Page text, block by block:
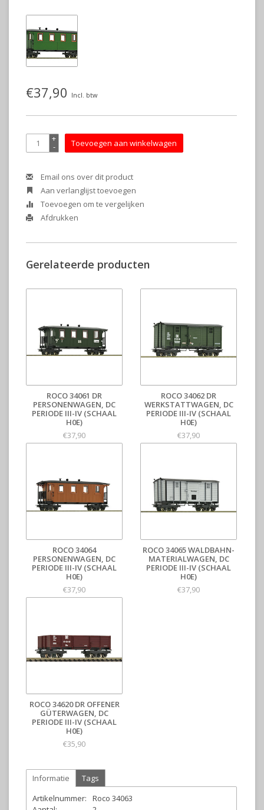
€37,90 Incl. btw
+
- Toevoegen aan winkelwagen
Email ons over dit product
Aan verlanglijst toevoegen
Toevoegen om te vergelijken
Afdrukken
Gerelateerde producten
ROCO 34061 DR
PERSONENWAGEN, DC
PERIODE III-IV (SCHAAL
H0E)
€37,90
ROCO 34062 DR
WERKSTATTWAGEN, DC
PERIODE III-IV (SCHAAL
H0E)
€37,90
ROCO 34064
PERSONENWAGEN, DC
PERIODE III-IV (SCHAAL
H0E)
€37,90
ROCO 34065 WALDBAHN-
MATERIALWAGEN, DC
PERIODE III-IV (SCHAAL
H0E)
€37,90
ROCO 34620 DR OFFENER
GÜTERWAGEN, DC
PERIODE III-IV (SCHAAL
H0E)
€35,90
Informatie
Tags
Artikelnummer:
Roco 34063